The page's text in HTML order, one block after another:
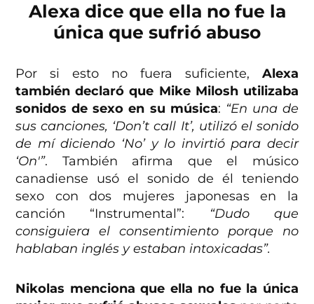
Alexa dice que ella no fue la
única que sufrió abuso
Por si esto no fuera suficiente, Alexa
también declaró que Mike Milosh utilizaba
sonidos de sexo en su música: “En una de
sus canciones, ‘Don’t call It’, utilizó el sonido
de mí diciendo ‘No’ y lo invirtió para decir
‘On'”. También afirma que el músico
canadiense usó el sonido de él teniendo
sexo con dos mujeres japonesas en la
canción “Instrumental”:
“Dudo que
consiguiera el consentimiento porque no
hablaban inglés y estaban intoxicadas”.
Nikolas menciona que ella no fue la única